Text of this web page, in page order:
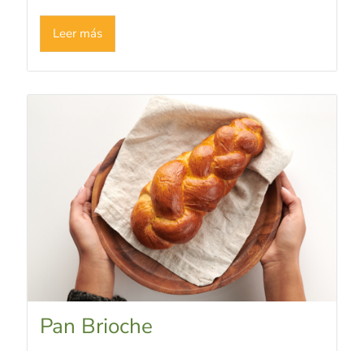
Leer más
Pan Brioche